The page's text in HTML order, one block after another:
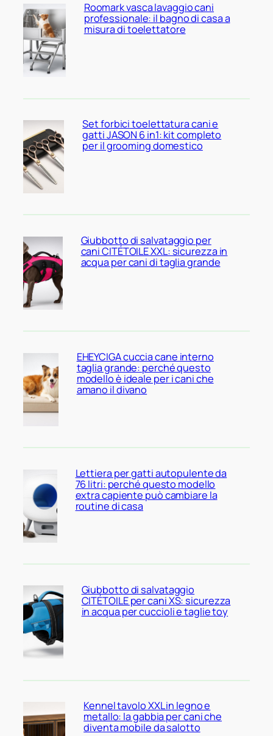
Roomark vasca lavaggio cani
professionale: il bagno di casa a
misura di toelettatore
Set forbici toelettatura cani e
gatti JASON 6 in1: kit completo
per il grooming domestico
Giubbotto di salvataggio per
cani CITÉTOILE XXL: sicurezza in
acqua per cani di taglia grande
EHEYCIGA cuccia cane interno
taglia grande: perché questo
modello è ideale per i cani che
amano il divano
Lettiera per gatti autopulente da
76 litri: perché questo modello
extra capiente può cambiare la
routine di casa
Giubbotto di salvataggio
CITÉTOILE per cani XS: sicurezza
in acqua per cuccioli e taglie toy
Kennel tavolo XXL in legno e
metallo: la gabbia per cani che
diventa mobile da salotto